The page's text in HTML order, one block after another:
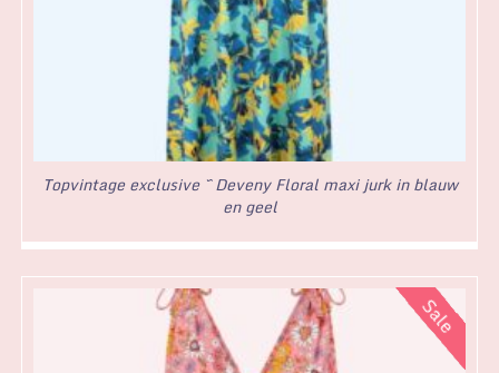
Topvintage exclusive ~ Deveny Floral maxi jurk in blauw
en geel